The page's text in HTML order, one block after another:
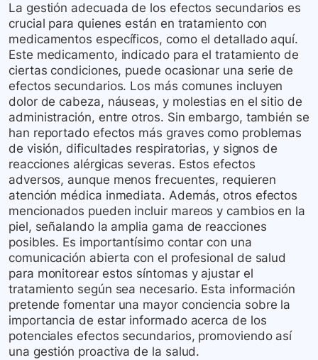
La gestión adecuada de los efectos secundarios es
crucial para quienes están en tratamiento con
medicamentos específicos, como el detallado aquí.
Este medicamento, indicado para el tratamiento de
ciertas condiciones, puede ocasionar una serie de
efectos secundarios. Los más comunes incluyen
dolor de cabeza, náuseas, y molestias en el sitio de
administración, entre otros. Sin embargo, también se
han reportado efectos más graves como problemas
de visión, dificultades respiratorias, y signos de
reacciones alérgicas severas. Estos efectos
adversos, aunque menos frecuentes, requieren
atención médica inmediata. Además, otros efectos
mencionados pueden incluir mareos y cambios en la
piel, señalando la amplia gama de reacciones
posibles. Es importantísimo contar con una
comunicación abierta con el profesional de salud
para monitorear estos síntomas y ajustar el
tratamiento según sea necesario. Esta información
pretende fomentar una mayor conciencia sobre la
importancia de estar informado acerca de los
potenciales efectos secundarios, promoviendo así
una gestión proactiva de la salud.